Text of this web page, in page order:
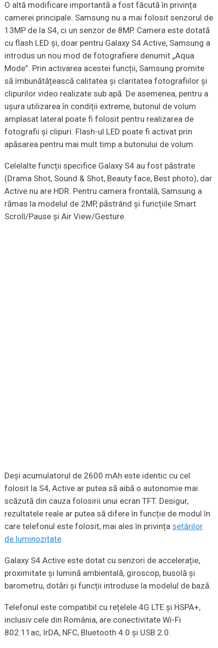
O altă modificare importantă a fost făcută în privința
camerei principale. Samsung nu a mai folosit senzorul de
13MP de la S4, ci un senzor de 8MP. Camera este dotată
cu flash LED și, doar pentru Galaxy S4 Active, Samsung a
introdus un nou mod de fotografiere denumit „Aqua
Mode”. Prin activarea acestei funcții, Samsung promite
să îmbunătățească calitatea și claritatea fotografiilor și
clipurilor video realizate sub apă. De asemenea, pentru a
ușura utilizarea în condiții extreme, butonul de volum
amplasat lateral poate fi folosit pentru realizarea de
fotografii și clipuri. Flash-ul LED poate fi activat prin
apăsarea pentru mai mult timp a butonului de volum.
Celelalte funcții specifice Galaxy S4 au fost păstrate
(Drama Shot, Sound & Shot, Beauty face, Best photo), dar
Active nu are HDR. Pentru camera frontală, Samsung a
rămas la modelul de 2MP, păstrând și funcțiile Smart
Scroll/Pause și Air View/Gesture.
Deși acumulatorul de 2600 mAh este identic cu cel
folosit la S4, Active ar putea să aibă o autonomie mai
scăzută din cauza folosirii unui ecran TFT. Desigur,
rezultatele reale ar putea să difere în funcție de modul în
care telefonul este folosit, mai ales în privința setărilor
de luminozitate.
Galaxy S4 Active este dotat cu senzori de accelerație,
proximitate și lumină ambientală, giroscop, busolă și
barometru, dotări și funcții introduse la modelul de bază.
Telefonul este compatibil cu rețelele 4G LTE și HSPA+,
inclusiv cele din România, are conectivitate Wi-Fi
802.11ac, IrDA, NFC, Bluetooth 4.0 și USB 2.0.